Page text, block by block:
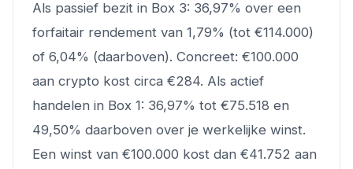
Als passief bezit in Box 3: 36,97% over een
forfaitair rendement van 1,79% (tot €114.000)
of 6,04% (daarboven). Concreet: €100.000
aan crypto kost circa €284. Als actief
handelen in Box 1: 36,97% tot €75.518 en
49,50% daarboven over je werkelijke winst.
Een winst van €100.000 kost dan €41.752 aan